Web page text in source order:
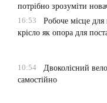
потрібно зрозуміти
16:53
Робоче місце
крісло як опора для
10:54
Двоколісний
самостійно